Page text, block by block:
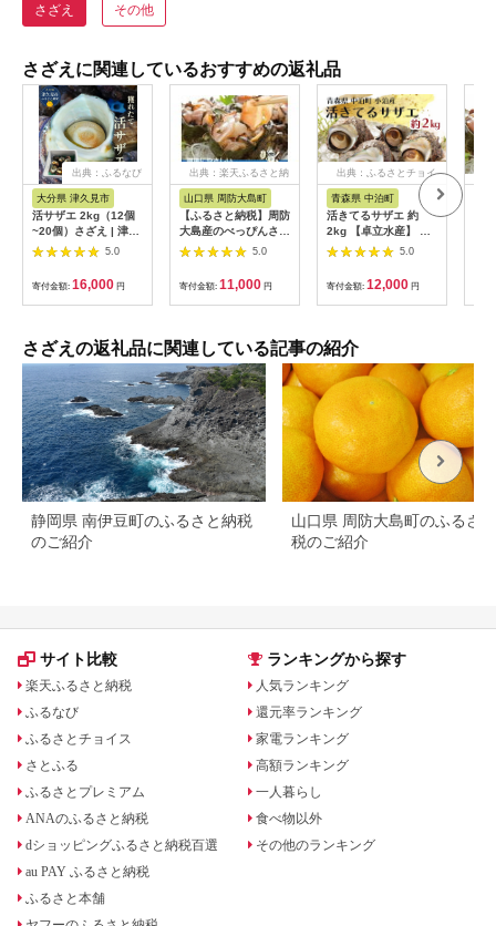
さざえ その他
さざえに関連しているおすすめの返礼品
出典：ふるなび
大分県 津久見市
活サザエ 2kg（12個
~20個）さざえ | 津久
見市
5.0
寄付金額: 16,000 円
出典：楽天ふるさと納
山口県 周防大島町
【ふるさと納税】周防
大島産のべっぴんさざ
え【天然活・つぼ焼き
用サイズ】10個
5.0
寄付金額: 11,000 円
出典：ふるさとチョイ
青森県 中泊町
活きてるサザエ 約
2kg 【卓立水産】 天
然 貝 つぶ さざえ 栄
螺 つぼ焼き 海鮮 魚介
魚貝 海産 刺身 BBQ
バーベキュー 生 中泊
町 青森 F6N-094
5.0
寄付金額: 12,000 円
さざえの返礼品に関連している記事の紹介
静岡県 南伊豆町のふるさと納税
のご紹介
山口県 周防大島町のふるさ
税のご紹介
サイト比較
楽天ふるさと納税
ふるなび
ふるさとチョイス
さとふる
ふるさとプレミアム
ANAのふるさと納税
dショッピングふるさと納税百選
au PAY ふるさと納税
ふるさと本舗
ランキングから探す
人気ランキング
還元率ランキング
家電ランキング
高額ランキング
一人暮らし
食べ物以外
その他のランキング